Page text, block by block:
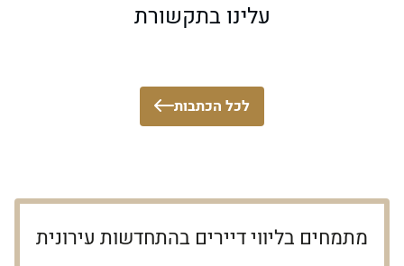
עלינו בתקשורת
שאסור לכם לפספס
לכל הכתבות
מתמחים בליווי דיירים בהתחדשות עירונית